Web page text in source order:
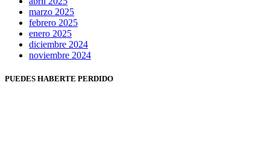
marzo 2025
febrero 2025
enero 2025
diciembre 2024
noviembre 2024
PUEDES HABERTE PERDIDO